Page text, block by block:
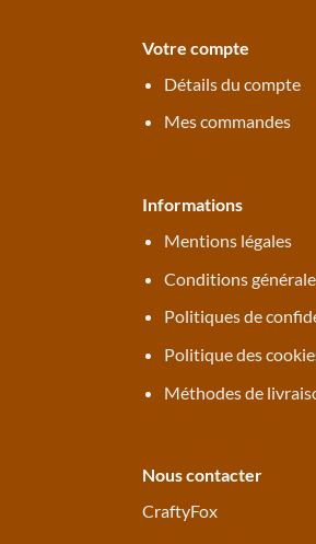
Votre compte
Détails du compte
Mes commandes
Informations
Mentions légales
Conditions
Politiques de
Politique des
Méthodes de
Nous contacter
CraftyFox